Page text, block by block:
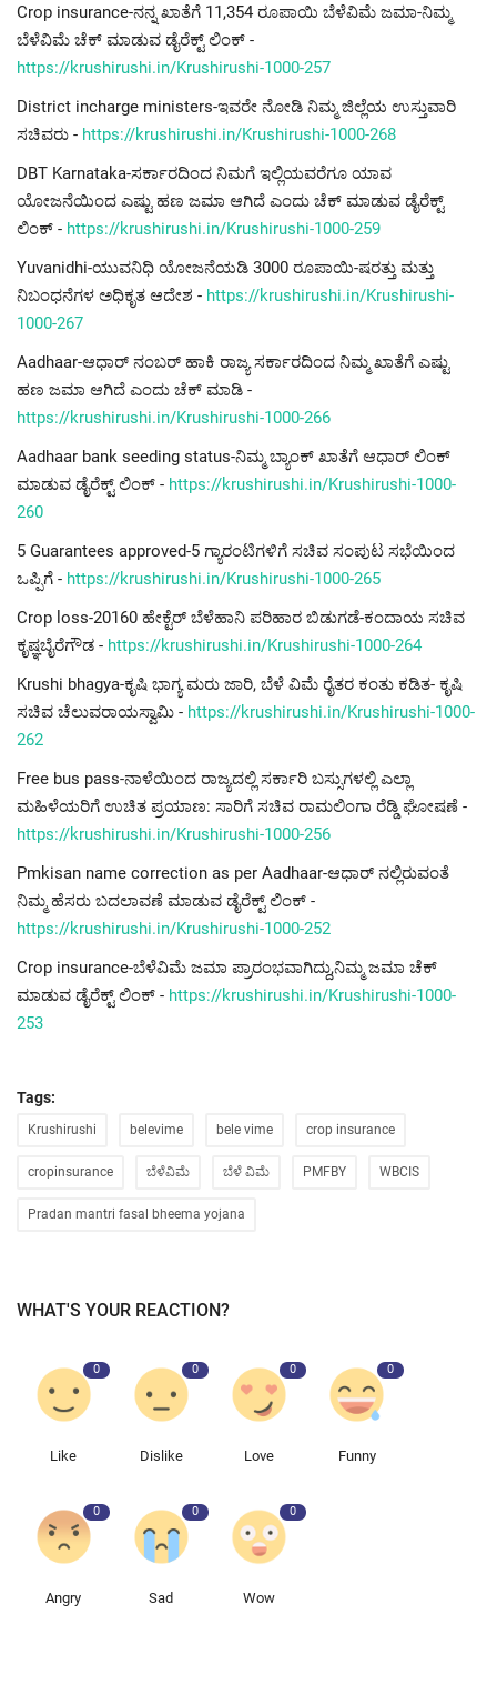
Crop insurance-ನನ್ನ ಖಾತೆಗೆ 11,354 ರೂಪಾಯಿ ಬೆಳೆವಿಮೆ ಜಮಾ-ನಿಮ್ಮ
ಬೆಳೆವಿಮೆ ಚೆಕ್ ಮಾಡುವ ಡೈರೆಕ್ಟ್ ಲಿಂಕ್ -
https://krushirushi.in/Krushirushi-1000-257
District incharge ministers-ಇವರೇ ನೋಡಿ ನಿಮ್ಮ ಜಿಲ್ಲೆಯ ಉಸ್ತುವಾರಿ
ಸಚಿವರು - https://krushirushi.in/Krushirushi-1000-268
DBT Karnataka-ಸರ್ಕಾರದಿಂದ ನಿಮಗೆ ಇಲ್ಲಿಯವರೆಗೂ ಯಾವ
ಯೋಜನೆಯಿಂದ ಎಷ್ಟು ಹಣ ಜಮಾ ಆಗಿದೆ ಎಂದು ಚೆಕ್ ಮಾಡುವ ಡೈರೆಕ್ಟ್
ಲಿಂಕ್ - https://krushirushi.in/Krushirushi-1000-259
Yuvanidhi-ಯುವನಿಧಿ ಯೋಜನೆಯಡಿ 3000 ರೂಪಾಯಿ-ಷರತ್ತು ಮತ್ತು
ನಿಬಂಧನೆಗಳ ಅಧಿಕೃತ ಆದೇಶ - https://krushirushi.in/Krushirushi-
1000-267
Aadhaar-ಆಧಾರ್ ನಂಬರ್ ಹಾಕಿ ರಾಜ್ಯ ಸರ್ಕಾರದಿಂದ ನಿಮ್ಮ ಖಾತೆಗೆ ಎಷ್ಟು
ಹಣ ಜಮಾ ಆಗಿದೆ ಎಂದು ಚೆಕ್ ಮಾಡಿ -
https://krushirushi.in/Krushirushi-1000-266
Aadhaar bank seeding status-ನಿಮ್ಮ ಬ್ಯಾಂಕ್ ಖಾತೆಗೆ ಆಧಾರ್ ಲಿಂಕ್
ಮಾಡುವ ಡೈರೆಕ್ಟ್ ಲಿಂಕ್ - https://krushirushi.in/Krushirushi-1000-
260
5 Guarantees approved-5 ಗ್ಯಾರಂಟಿಗಳಿಗೆ ಸಚಿವ ಸಂಪುಟ ಸಭೆಯಿಂದ
ಒಪ್ಪಿಗೆ - https://krushirushi.in/Krushirushi-1000-265
Crop loss-20160 ಹೇಕ್ಟೆರ್ ಬೆಳೆಹಾನಿ ಪರಿಹಾರ ಬಿಡುಗಡೆ-ಕಂದಾಯ ಸಚಿವ
ಕೃಷ್ಞಬೈರೆಗೌಡ - https://krushirushi.in/Krushirushi-1000-264
Krushi bhagya-ಕೃಷಿ ಭಾಗ್ಯ ಮರು ಜಾರಿ, ಬೆಳೆ ವಿಮೆ ರೈತರ ಕಂತು ಕಡಿತ- ಕೃಷಿ
ಸಚಿವ ಚೆಲುವರಾಯಸ್ವಾಮಿ - https://krushirushi.in/Krushirushi-1000-
262
Free bus pass-ನಾಳೆಯಿಂದ ರಾಜ್ಯದಲ್ಲಿ ಸರ್ಕಾರಿ ಬಸ್ಸುಗಳಲ್ಲಿ ಎಲ್ಲಾ
ಮಹಿಳೆಯರಿಗೆ ಉಚಿತ ಪ್ರಯಾಣ: ಸಾರಿಗೆ ಸಚಿವ ರಾಮಲಿಂಗಾ ರೆಡ್ಡಿ ಘೋಷಣೆ -
https://krushirushi.in/Krushirushi-1000-256
Pmkisan name correction as per Aadhaar-ಆಧಾರ್ ನಲ್ಲಿರುವಂತೆ
ನಿಮ್ಮ ಹೆಸರು ಬದಲಾವಣೆ ಮಾಡುವ ಡೈರೆಕ್ಟ್ ಲಿಂಕ್ -
https://krushirushi.in/Krushirushi-1000-252
Crop insurance-ಬೆಳೆವಿಮೆ ಜಮಾ ಪ್ರಾರಂಭವಾಗಿದ್ದು,ನಿಮ್ಮ ಜಮಾ ಚೆಕ್
ಮಾಡುವ ಡೈರೆಕ್ಟ್ ಲಿಂಕ್ - https://krushirushi.in/Krushirushi-1000-
253
Tags:
Krushirushi belevime bele vime crop insurance
cropinsurance ಬೆಳೆವಿಮೆ ಬೆಳೆ ವಿಮೆ PMFBY WBCIS
Pradan mantri fasal bheema yojana
WHAT'S YOUR REACTION?
0
Like
0
Dislike
0
Love
0
Funny
0
Angry
0
Sad
0
Wow